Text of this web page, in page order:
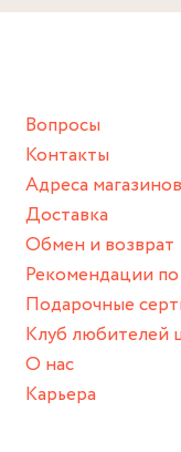
Вопросы
Контакты
Адреса магазинов
Доставка
Обмен и возврат
Рекомендации
Подарочные
Клуб любителей
О нас
Карьера